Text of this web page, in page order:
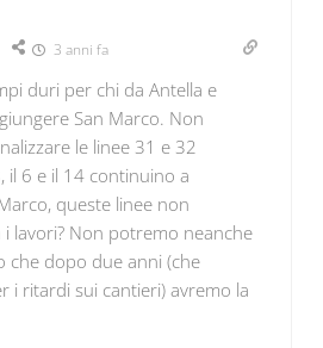
3 anni fa
duri per chi da Antella e
San Marco. Non
le linee 31 e 32
il 6 e il 14 continuino a
queste linee non
lavori? Non potremo neanche
che dopo due anni (che
i ritardi sui cantieri) avremo la